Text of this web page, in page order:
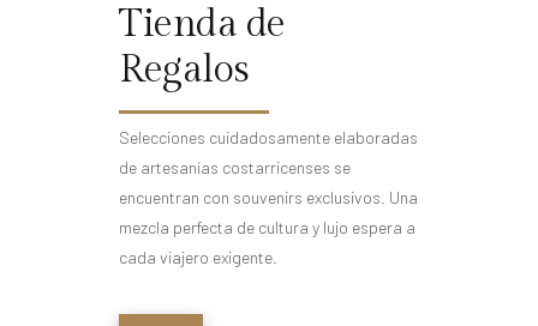
Tienda de
Regalos
Selecciones cuidadosamente elaboradas
de artesanías costarricenses se
encuentran con souvenirs exclusivos. Una
mezcla perfecta de cultura y lujo espera a
cada viajero exigente.